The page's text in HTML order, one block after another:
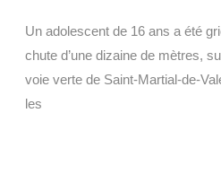
Un adolescent de 16 ans a été
chute d’une dizaine de mètres,
voie verte de Saint-Martial-de-
les